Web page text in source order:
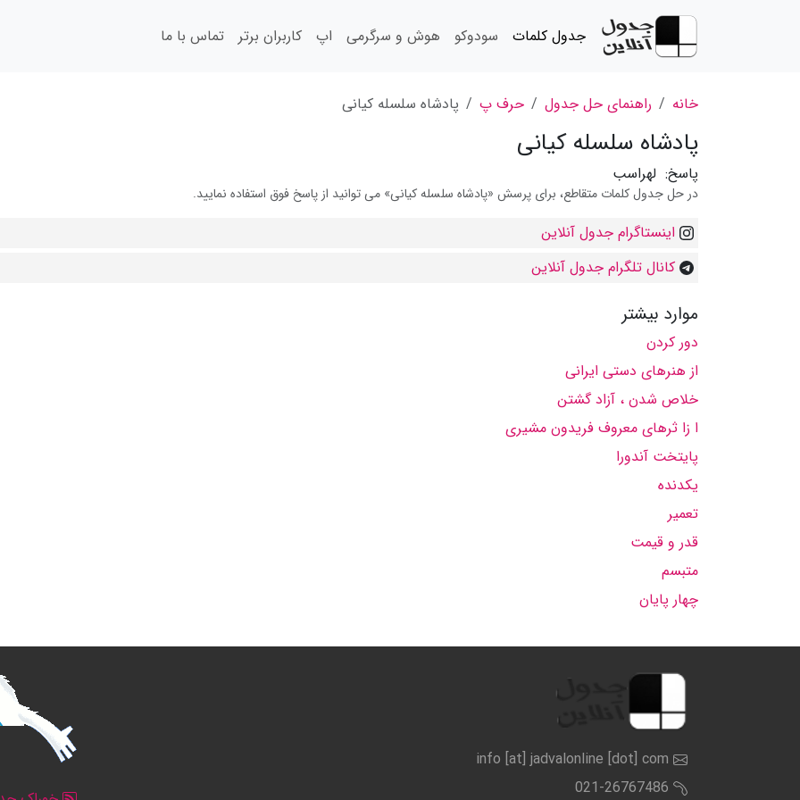
جدول کلمات سودوکو هوش و سرگرمی اپ کاربران برتر تماس با ما
خانه راهنمای حل جدول حرف پ پادشاه سلسله كیانی
پادشاه سلسله كیانی
پاسخ: لهراسب
در حل جدول کلمات متقاطع، برای پرسش «پادشاه سلسله كیانی» می توانید از پاسخ فوق استفاده نمایید.
اینستاگرام جدول آنلاین
کانال تلگرام جدول آنلاین
موارد بیشتر
دور كردن
از هنرهای دستی ایرانی
خلاص شدن ، آزاد گشتن
ا زا ثرهای معروف فریدون مشیری
پایتخت آندورا
یكدنده
تعمیر
قدر و قیمت
متبسم
چهار پایان
info [at] jadvalonline [dot] com
021-26767486